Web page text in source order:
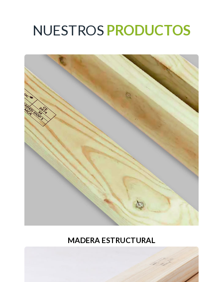
NUESTROS PRODUCTOS
MADERA ESTRUCTURAL